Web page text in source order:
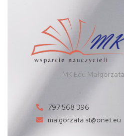
MK Edu
797 568 396
malgorzata.st@onet.eu